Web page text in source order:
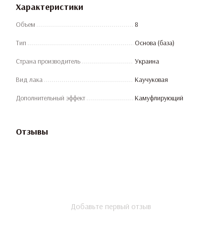
Характеристики
Объем 8
Тип Основа (база)
Страна производитель Украина
Вид лака Каучуковая
Дополнительный эффект Камуфлирующий
Отзывы
Добавьте первый отзыв